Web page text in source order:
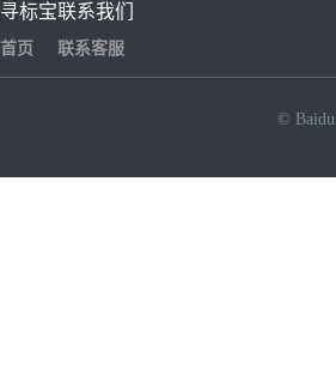
寻标宝
首页
联系我们
联系客服
© Baidu